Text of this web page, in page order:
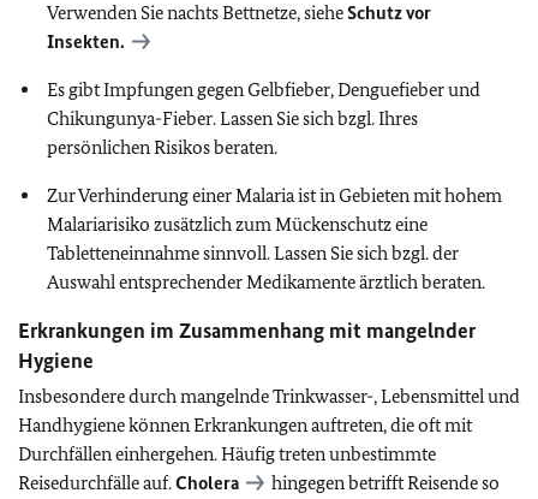
Verwenden Sie nachts Bettnetze, sieheSchutz vor
Insekten.
Es gibt Impfungen gegen Gelbfieber, Denguefieber und
Chikungunya-Fieber. Lassen Sie sich bzgl. Ihres
persönlichen Risikos beraten.
Zur Verhinderung einer Malaria ist in Gebieten mit hohem
Malariarisiko zusätzlich zum Mückenschutz eine
Tabletteneinnahme sinnvoll. Lassen Sie sich bzgl. der
Auswahl entsprechender Medikamente ärztlich beraten.
Erkrankungen im Zusammenhang mit mangelnder
Hygiene
Insbesondere durch mangelnde Trinkwasser-, Lebensmittel und
Handhygiene können Erkrankungen auftreten, die oft mit
Durchfällen einhergehen. Häufig treten unbestimmte
Reisedurchfälle auf.Cholera
hingegen betrifft Reisende so